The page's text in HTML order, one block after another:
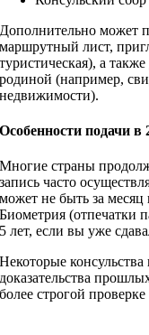
Дополнительно может
маршрутный лист,
туристическая), а
родиной (например,
недвижимости).
Особенности подачи в
Многие страны
запись часто
может не быть за
Биометрия (отпечатки
5 лет, если вы уже
Некоторые
доказательства
более строгой